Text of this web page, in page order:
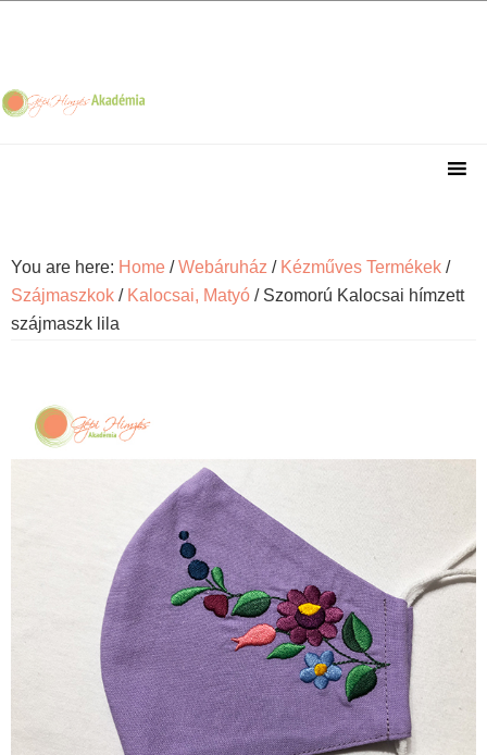
navigation
content
sidebar
You are here: Home / Webáruház / Kézműves Termékek /
Szájmaszkok / Kalocsai, Matyó / Szomorú Kalocsai hímzett
szájmaszk lila